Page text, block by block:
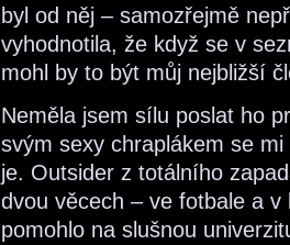
byl od něj – samozřejmě
vyhodnotila, že když se v
mohl by to být můj nejbližší
Neměla jsem sílu poslat ho
svým sexy chraplákem se
je. Outsider z totálního
dvou věcech – ve fotbale a
pomohlo na slušnou